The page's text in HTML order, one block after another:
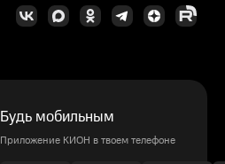
Будь мобильным
Приложение КИОН в твоем телефоне